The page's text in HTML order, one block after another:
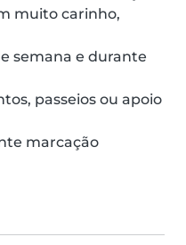
muito carinho,
semana e durante
passeios ou apoio
marcação